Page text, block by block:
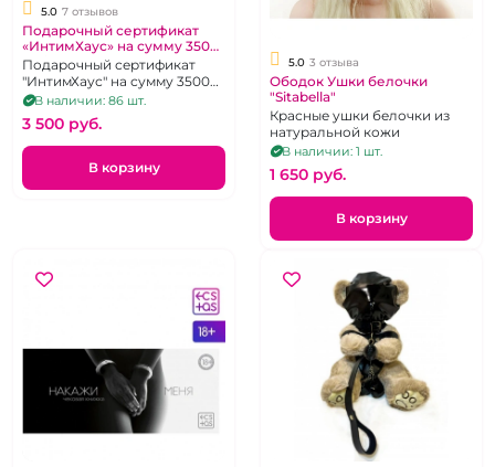
5.0 7 отзывов
Подарочный сертификат
«ИнтимХаус» на сумму 3500
рублей
Подарочный сертификат
"ИнтимХаус" на сумму 3500
руб.
В наличии: 86 шт.
3 500 pуб.
В корзину
5.0 3 отзыва
Ободок Ушки белочки
"Sitabella"
Красные ушки белочки из
натуральной кожи
В наличии: 1 шт.
1 650 pуб.
В корзину